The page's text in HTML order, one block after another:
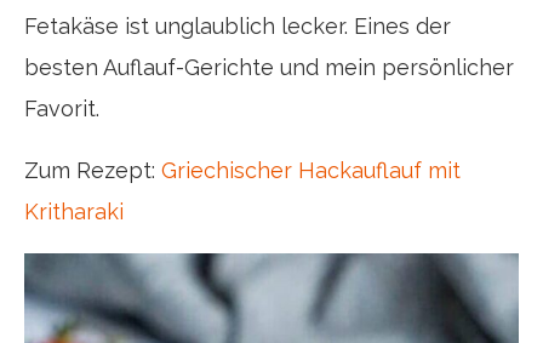
Fetakäse ist unglaublich lecker. Eines der
besten Auflauf-Gerichte und mein persönlicher
Favorit.
Zum Rezept: Griechischer Hackauflauf mit
Kritharaki